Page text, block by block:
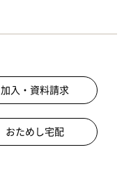
加入・資料請求
おためし宅配